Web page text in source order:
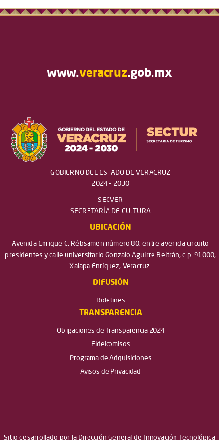
www.veracruz.gob.mx
GOBIERNO DEL ESTADO DE VERACRUZ
2024 - 2030
SECVER
SECRETARÍA DE CULTURA
UBICACIÓN
Avenida Enrique C. Rébsamen número 80, entre avenida circuito
presidentes y calle universitario Gonzalo Aguirre Beltrán, c.p. 91000,
Xalapa Enríquez, Veracruz.
DIFUSIÓN
Boletines
TRANSPARENCIA
Obligaciones de Transparencia 2024
Fideicomisos
Programa de Adquisiciones
Avisos de Privacidad
Sitio desarrollado por la Dirección General de Innovación Tecnológica